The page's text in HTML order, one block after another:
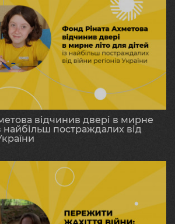
відчинив двері в мирне
найбільш постраждалих від